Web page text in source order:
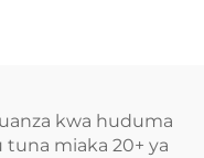
kwa huduma
tuna miaka 20+ ya